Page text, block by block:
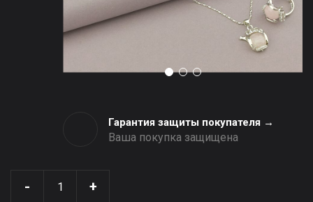
Гарантия защиты покупателя →
Ваша покупка защищена
- +